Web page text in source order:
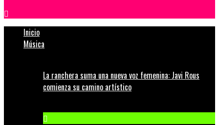
Inicio
Música
La ranchera suma una nueva voz femenina: Javi Rous
comienza su camino artístico